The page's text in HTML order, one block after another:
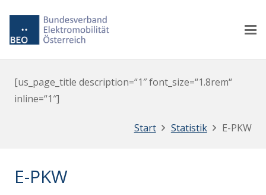
[us_page_title description=“1″ font_size=“1.8rem“
inline=“1″]
Start Statistik E-PKW
E-PKW